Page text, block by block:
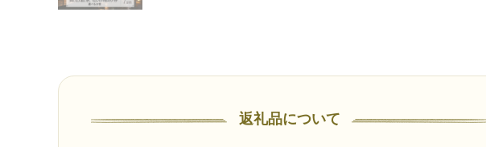
返礼品について